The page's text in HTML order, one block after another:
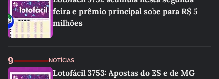
feira e prêmio principal sobe para R$ 5
milhões
9 NOTÍCIAS
Lotofácil 3753: Apostas do ES e de MG